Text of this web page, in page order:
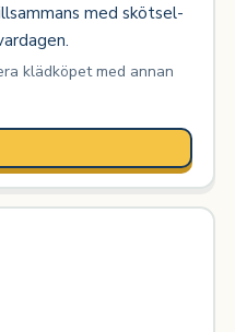
med skötsel-
klädköpet med annan